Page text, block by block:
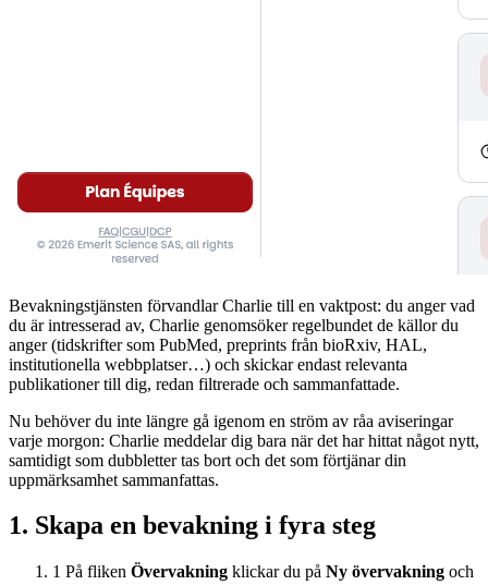
Bevakningstjänsten förvandlar Charlie till en vaktpost: du anger vad
du är intresserad av, Charlie genomsöker regelbundet de källor du
anger (tidskrifter som PubMed, preprints från bioRxiv, HAL,
institutionella webbplatser…) och skickar endast relevanta
publikationer till dig, redan filtrerade och sammanfattade.
Nu behöver du inte längre gå igenom en ström av råa aviseringar
varje morgon: Charlie meddelar dig bara när det har hittat något nytt,
samtidigt som dubbletter tas bort och det som förtjänar din
uppmärksamhet sammanfattas.
1. Skapa en bevakning i fyra steg
1 På fliken Övervakning klickar du på Ny övervakning och